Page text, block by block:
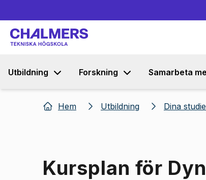
Utbildning Forskning Samarbeta
Hem Utbildning Dina
Kursplan för